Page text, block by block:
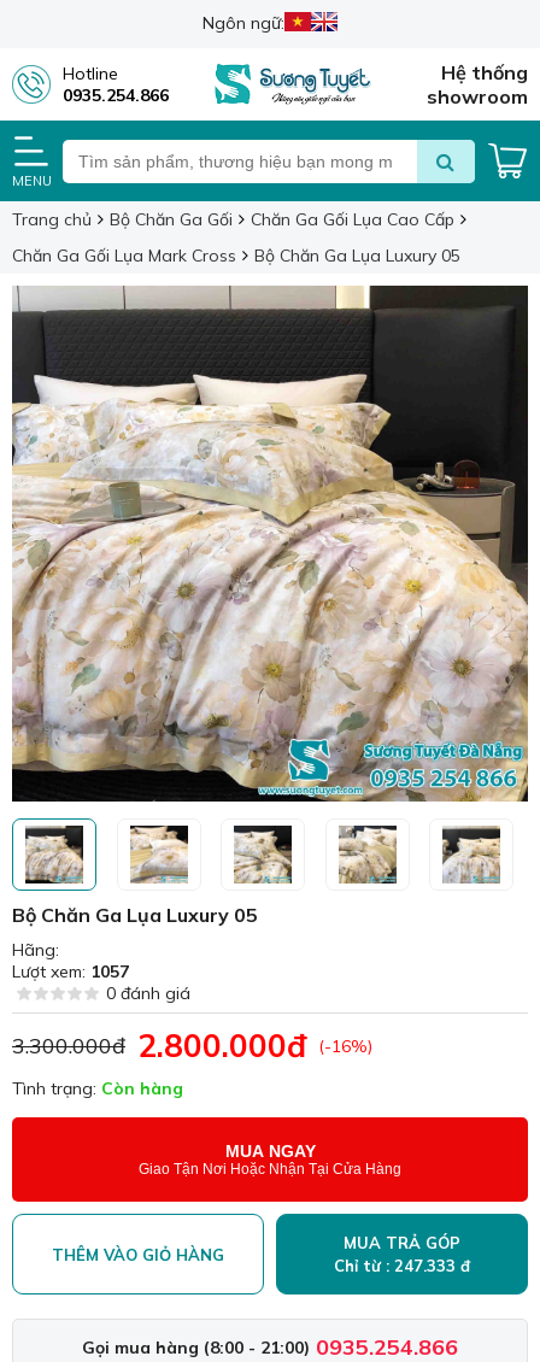
Ngôn ngữ:
Hotline
0935.254.866
Hệ thống
showroom
MENU
Trang chủ Bộ Chăn Ga Gối
Chăn Ga Gối Lụa Cao Cấp
Chăn Ga Gối Lụa Mark Cross
Bộ Chăn Ga Lụa Luxury 05
Bộ Chăn Ga Lụa Luxury 05
Hãng:
Lượt xem: 1057
0 đánh giá
3.300.000đ 2.800.000đ
(-16%)
Tình trạng: Còn hàng
MUA NGAY
Giao Tận Nơi Hoặc Nhận Tại Cửa Hàng
THÊM VÀO GIỎ HÀNG
MUA TRẢ GÓP
Chỉ từ : 247.333 đ
Gọi mua hàng (8:00 - 21:00) 0935.254.866